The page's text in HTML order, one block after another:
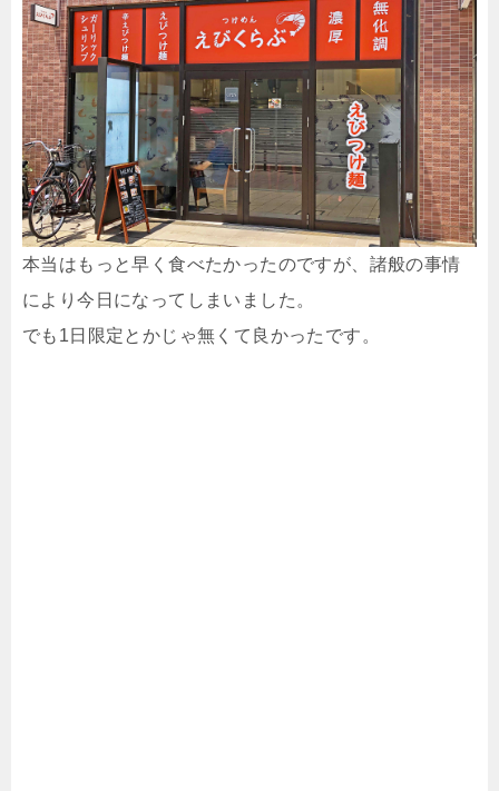
本当はもっと早く食べたかったのですが、諸般の事情
により今日になってしまいました。
でも1日限定とかじゃ無くて良かったです。